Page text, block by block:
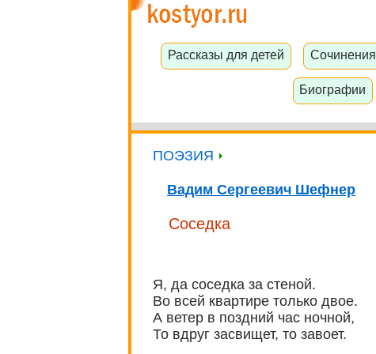
Рассказы для детей Сочинения
Биографии
ПОЭЗИЯ
Вадим Сергеевич Шефнер
Соседка
Я, да соседка за стеной.
Во всей квартире только двое.
А ветер в поздний час ночной,
То вдруг засвищет, то завоет.